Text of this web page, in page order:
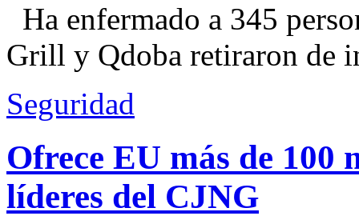
Ha enfermado a 345
Grill y Qdoba retiraron de
Seguridad
Ofrece EU más de 100
líderes del CJNG